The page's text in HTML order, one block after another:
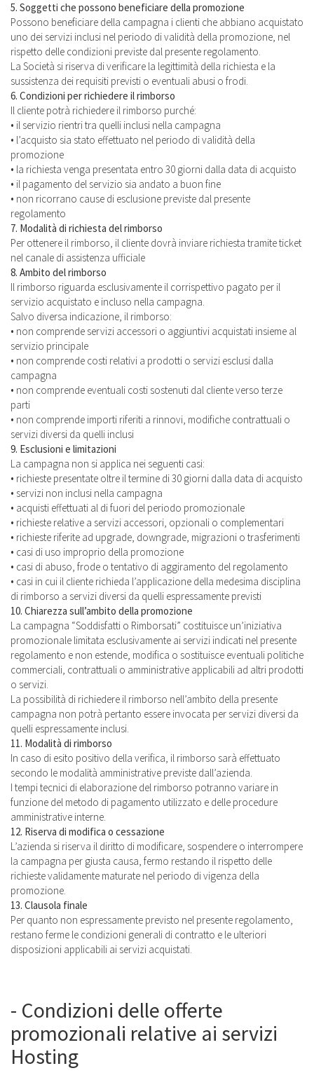
5. Soggetti che possono beneficiare della promozione
Possono beneficiare della campagna i clienti che abbiano acquistato
uno dei servizi inclusi nel periodo di validità della promozione, nel
rispetto delle condizioni previste dal presente regolamento.
La Società si riserva di verificare la legittimità della richiesta e la
sussistenza dei requisiti previsti o eventuali abusi o frodi.
6. Condizioni per richiedere il rimborso
Il cliente potrà richiedere il rimborso purché:
• il servizio rientri tra quelli inclusi nella campagna
• l’acquisto sia stato effettuato nel periodo di validità della
promozione
• la richiesta venga presentata entro 30 giorni dalla data di acquisto
• il pagamento del servizio sia andato a buon fine
• non ricorrano cause di esclusione previste dal presente
regolamento
7. Modalità di richiesta del rimborso
Per ottenere il rimborso, il cliente dovrà inviare richiesta tramite ticket
nel canale di assistenza ufficiale
8. Ambito del rimborso
Il rimborso riguarda esclusivamente il corrispettivo pagato per il
servizio acquistato e incluso nella campagna.
Salvo diversa indicazione, il rimborso:
• non comprende servizi accessori o aggiuntivi acquistati insieme al
servizio principale
• non comprende costi relativi a prodotti o servizi esclusi dalla
campagna
• non comprende eventuali costi sostenuti dal cliente verso terze
parti
• non comprende importi riferiti a rinnovi, modifiche contrattuali o
servizi diversi da quelli inclusi
9. Esclusioni e limitazioni
La campagna non si applica nei seguenti casi:
• richieste presentate oltre il termine di 30 giorni dalla data di acquisto
• servizi non inclusi nella campagna
• acquisti effettuati al di fuori del periodo promozionale
• richieste relative a servizi accessori, opzionali o complementari
• richieste riferite ad upgrade, downgrade, migrazioni o trasferimenti
• casi di uso improprio della promozione
• casi di abuso, frode o tentativo di aggiramento del regolamento
• casi in cui il cliente richieda l’applicazione della medesima disciplina
di rimborso a servizi diversi da quelli espressamente previsti
10. Chiarezza sull’ambito della promozione
La campagna “Soddisfatti o Rimborsati” costituisce un’iniziativa
promozionale limitata esclusivamente ai servizi indicati nel presente
regolamento e non estende, modifica o sostituisce eventuali politiche
commerciali, contrattuali o amministrative applicabili ad altri prodotti
o servizi.
La possibilità di richiedere il rimborso nell’ambito della presente
campagna non potrà pertanto essere invocata per servizi diversi da
quelli espressamente inclusi.
11. Modalità di rimborso
In caso di esito positivo della verifica, il rimborso sarà effettuato
secondo le modalità amministrative previste dall’azienda.
I tempi tecnici di elaborazione del rimborso potranno variare in
funzione del metodo di pagamento utilizzato e delle procedure
amministrative interne.
12. Riserva di modifica o cessazione
L’azienda si riserva il diritto di modificare, sospendere o interrompere
la campagna per giusta causa, fermo restando il rispetto delle
richieste validamente maturate nel periodo di vigenza della
promozione.
13. Clausola finale
Per quanto non espressamente previsto nel presente regolamento,
restano ferme le condizioni generali di contratto e le ulteriori
disposizioni applicabili ai servizi acquistati.
- Condizioni delle offerte
promozionali relative ai servizi
Hosting